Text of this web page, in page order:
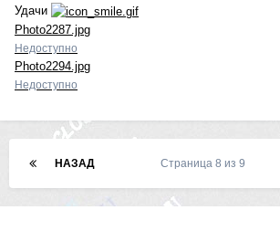
Удачи
Photo2287.jpg
Недоступно
Photo2294.jpg
Недоступно
НАЗАД Страница 8 из 9